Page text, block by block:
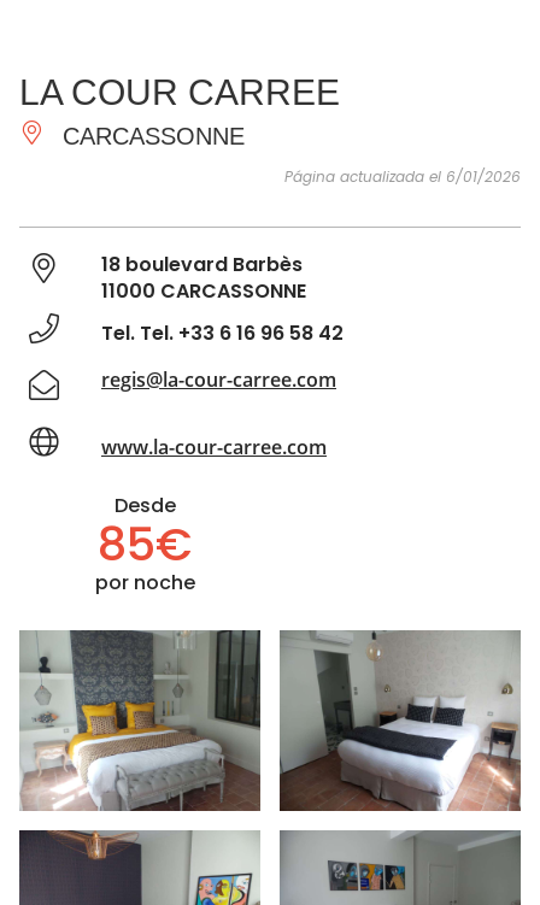
IMPRESCINDIBLES
HACER
INSPIRACIONES
LA COUR CARREE
CARCASSONNE
Página actualizada el 6/01/2026
18 boulevard Barbès
11000 CARCASSONNE
Tel. Tel. +33 6 16 96 58 42
regis@la-cour-carree.com
www.la-cour-carree.com
Desde
85€
por noche